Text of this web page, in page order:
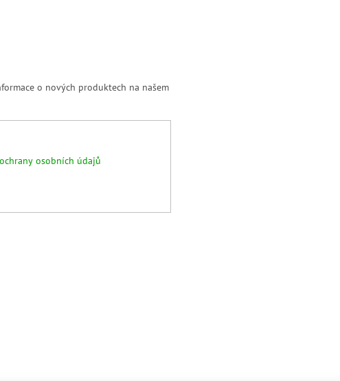
o nových produktech na našem
osobních údajů